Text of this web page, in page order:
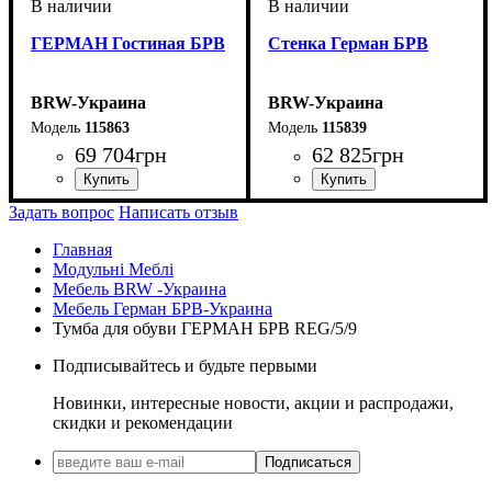
ГЕРМАН Гостиная БРВ
BRW-Украина
115863
69 704грн
ширина, мм: 336
высота, мм: 201
глубина, мм: 450
Стенка Герман БРВ
BRW-Украина
115839
62 825грн
Задать вопрос Написать отзыв
Главная
Модульні Меблі
Мебель BRW -Украина
Мебель Герман БРВ-Украина
Тумба для обуви ГЕРМАН БРВ REG/5/9
Подписывайтесь и будьте первыми
Новинки, интересные новости, акции и распродажи,
скидки и рекомендации
Подписаться